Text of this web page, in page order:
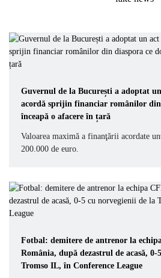
Guvernul de la București a adoptat
acordă sprijin financiar românilor din
înceapă o afacere în țară
Valoarea maximă a finanţării acordate
200.000 de euro.
Fotbal: demitere de antrenor la
România, după dezastrul de acasă,
Tromso IL, în Conference League